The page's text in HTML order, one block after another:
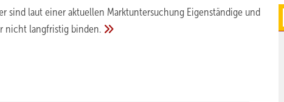
sind laut einer aktuellen Marktuntersuchung Eigenständige und
nicht langfristig binden.